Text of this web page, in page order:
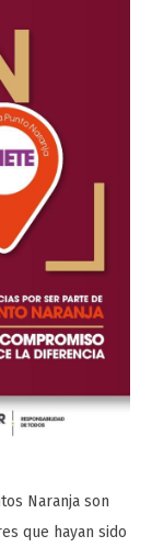
Naranja son
que hayan sido